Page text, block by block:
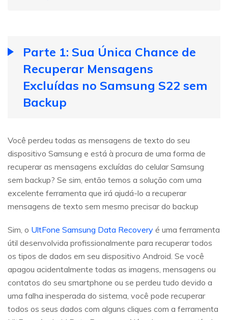
Parte 1: Sua Única Chance de
Recuperar Mensagens
Excluídas no Samsung S22 sem
Backup
Você perdeu todas as mensagens de texto do seu
dispositivo Samsung e está à procura de uma forma de
recuperar as mensagens excluídas do celular Samsung
sem backup? Se sim, então temos a solução com uma
excelente ferramenta que irá ajudá-lo a recuperar
mensagens de texto sem mesmo precisar do backup
Sim, o UltFone Samsung Data Recovery é uma ferramenta
útil desenvolvida profissionalmente para recuperar todos
os tipos de dados em seu dispositivo Android. Se você
apagou acidentalmente todas as imagens, mensagens ou
contatos do seu smartphone ou se perdeu tudo devido a
uma falha inesperada do sistema, você pode recuperar
todos os seus dados com alguns cliques com a ferramenta